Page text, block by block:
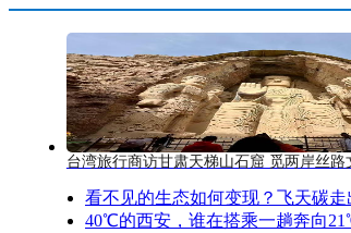
台湾旅行商访甘肃天梯山石窟 觅两岸丝路
看不见的生态如何变现？飞天碳走
40℃的西安，谁在搭乘一趟奔向